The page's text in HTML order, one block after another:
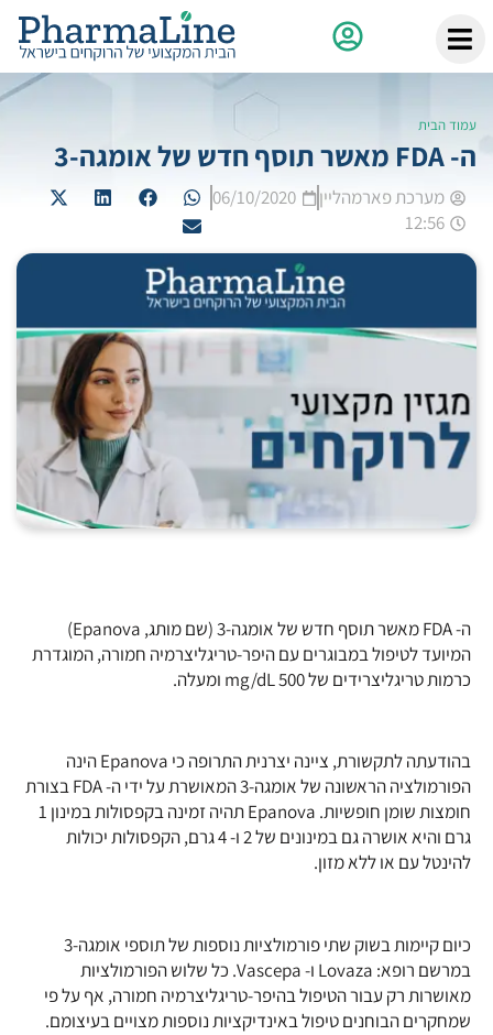
עמוד הבית
ה- FDA מאשר תוסף חדש של אומגה-3
מערכת פארמהליין
06/10/2020
12:56
ה- FDA מאשר תוסף חדש של אומגה-3 (שם מותג, Epanova)
המיועד לטיפול במבוגרים עם היפר-טריגליצרמיה חמורה, המוגדרת
כרמות טריגליצרידים של 500 mg/dL ומעלה.
בהודעתה לתקשורת, ציינה יצרנית התרופה כי Epanova הינה
הפורמולציה הראשונה של אומגה-3 המאושרת על ידי ה- FDA בצורת
חומצות שומן חופשיות. Epanova תהיה זמינה בקפסולות במינון 1
גרם והיא אושרה גם במינונים של 2 ו- 4 גרם, הקפסולות יכולות
להינטל עם או ללא מזון.
כיום קיימות בשוק שתי פורמולציות נוספות של תוספי אומגה-3
במרשם רופא: Lovaza ו- Vascepa. כל שלוש הפורמולציות
מאושרות רק עבור הטיפול בהיפר-טריגליצרמיה חמורה, אף על פי
שמחקרים הבוחנים טיפול באינדיקציות נוספות מצויים בעיצומם.